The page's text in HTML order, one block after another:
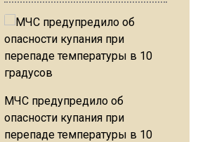
МЧС предупредило об
опасности купания при
перепаде температуры в 10